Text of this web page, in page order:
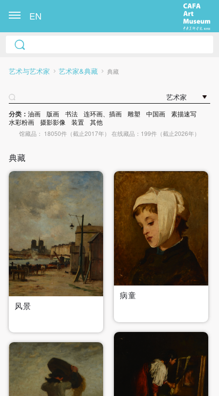
EN
艺术与艺术家 艺术家&典藏 典藏
艺术家
分类： 油画 版画 书法 连环画、插画 雕塑 中国画
素描速写
水彩粉画
摄影影像 装置 其他
馆藏品： 18050件（截止2017年） 在线藏品：199件（截止2026年）
典藏
风景
病童